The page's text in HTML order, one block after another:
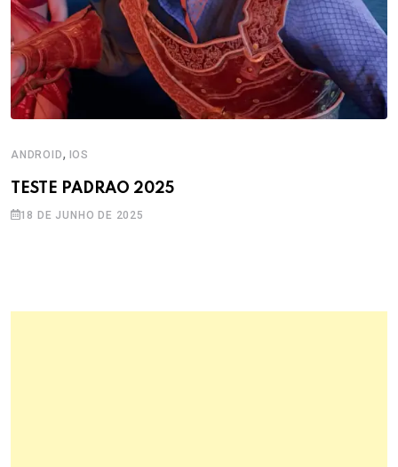
ANDROID, IOS
TESTE PADRAO 2025
18 DE JUNHO DE 2025